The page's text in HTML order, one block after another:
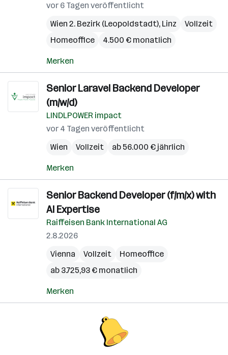
vor 6 Tagen veröffentlicht
Wien 2. Bezirk (Leopoldstadt), Linz
Vollzeit
Homeoffice
4.500 € monatlich
Merken
Senior Laravel Backend Developer
(m/w/d)
LINDLPOWER impact
vor 4 Tagen veröffentlicht
Wien
Vollzeit ab 56.000 € jährlich
Merken
Senior Backend Developer (f/m/x) with
AI Expertise
Raiffeisen Bank International AG
2.8.2026
Vienna
Vollzeit
Homeoffice
ab 3.725,93 € monatlich
Merken